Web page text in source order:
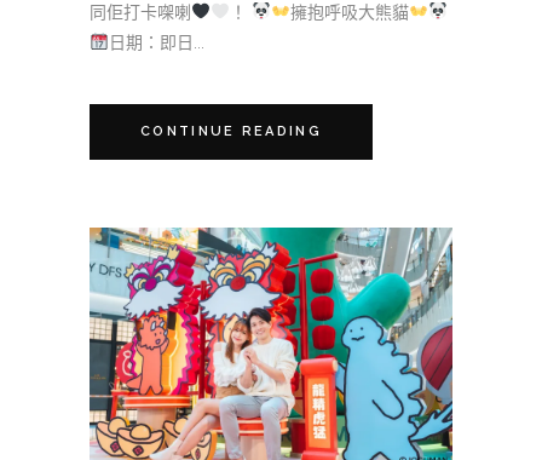
同佢打卡㗎喇 ！
擁抱呼吸大熊貓
日期：即日...
CONTINUE READING